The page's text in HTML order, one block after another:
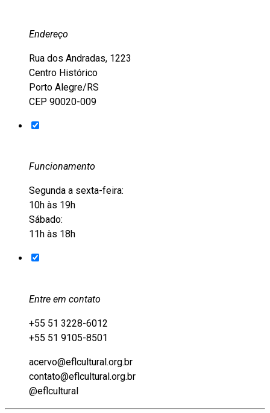
Endereço
Rua dos Andradas, 1223
Centro Histórico
Porto Alegre/RS
CEP 90020-009
Funcionamento
Segunda a sexta-feira:
10h às 19h
Sábado:
11h às 18h
Entre em contato
+55 51 3228-6012
+55 51 9105-8501
acervo@eflcultural.org.br
contato@eflcultural.org.br
@eflcultural